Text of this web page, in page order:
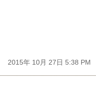
2015年 10月 27日 5:38 PM